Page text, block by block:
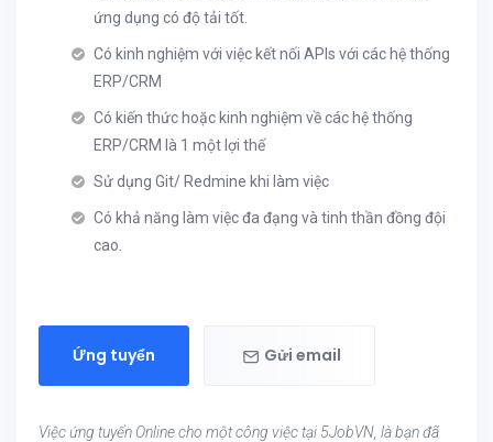
ứng dụng có độ tải tốt.
Có kinh nghiệm với việc kết nối APIs với các hệ thống
ERP/CRM
Có kiến thức hoặc kinh nghiệm về các hệ thống
ERP/CRM là 1 một lợi thế
Sử dụng Git/ Redmine khi làm việc
Có khả năng làm việc đa đạng và tinh thần đồng đội
cao.
Ứng tuyển Gửi email
Việc ứng tuyển Online cho một công việc tại 5JobVN, là bạn đã